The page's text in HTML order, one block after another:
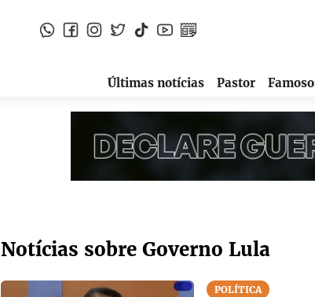
Últimas notícias Pastor
Notícias sobre Governo Lula
POLÍTICA